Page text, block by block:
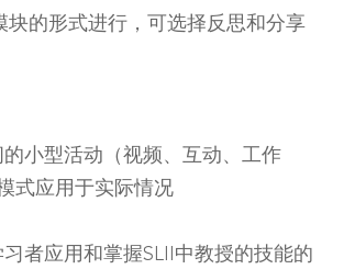
块的形式进行，可选择反思和分享
小型活动（视频、互动、工作
式应用于实际情况
者应用和掌握SLII中教授的技能的